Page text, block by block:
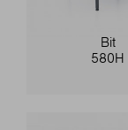
Bit
580H